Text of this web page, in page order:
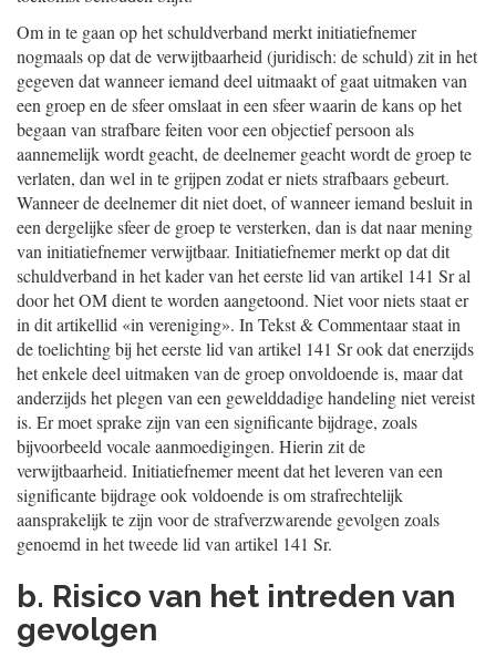
Om in te gaan op het schuldverband merkt initiatiefnemer
nogmaals op dat de verwijtbaarheid (juridisch: de schuld) zit in het
gegeven dat wanneer iemand deel uitmaakt of gaat uitmaken van
een groep en de sfeer omslaat in een sfeer waarin de kans op het
begaan van strafbare feiten voor een objectief persoon als
aannemelijk wordt geacht, de deelnemer geacht wordt de groep te
verlaten, dan wel in te grijpen zodat er niets strafbaars gebeurt.
Wanneer de deelnemer dit niet doet, of wanneer iemand besluit in
een dergelijke sfeer de groep te versterken, dan is dat naar mening
van initiatiefnemer verwijtbaar. Initiatiefnemer merkt op dat dit
schuldverband in het kader van het eerste lid van artikel 141 Sr al
door het OM dient te worden aangetoond. Niet voor niets staat er
in dit artikellid «in vereniging». In Tekst & Commentaar staat in
de toelichting bij het eerste lid van artikel 141 Sr ook dat enerzijds
het enkele deel uitmaken van de groep onvoldoende is, maar dat
anderzijds het plegen van een gewelddadige handeling niet vereist
is. Er moet sprake zijn van een significante bijdrage, zoals
bijvoorbeeld vocale aanmoedigingen. Hierin zit de
verwijtbaarheid. Initiatiefnemer meent dat het leveren van een
significante bijdrage ook voldoende is om strafrechtelijk
aansprakelijk te zijn voor de strafverzwarende gevolgen zoals
genoemd in het tweede lid van artikel 141 Sr.
b. Risico van het intreden van
gevolgen